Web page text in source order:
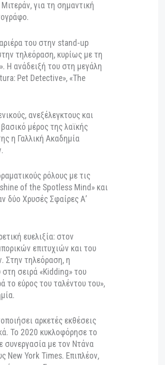
όπως οι Ρόμπερτ
Ρόμπερτς, Κρίστοφερ Νόλαν,
Κάρεϊ έλαβε το Μετάλλιο του
της Γαλλικής Δημοκρατίας από
Μιτεράν, για τη σημαντική
την καριέρα του στην stand-up
στην τηλεόραση, κυρίως με τη
Color». Η ανάδειξή του στη μεγάλη
ανεξέλεγκτους και
της η Γαλλική Ακαδημία
σε δραματικούς ρόλους με τις
Sunshine of the Spotless Mind» και
χάρισαν δύο Χρυσές Σφαίρες Α’
εξαιρετική ευελιξία: στον
εμπορικών επιτυχιών και του